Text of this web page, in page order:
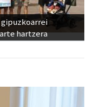
hartzera